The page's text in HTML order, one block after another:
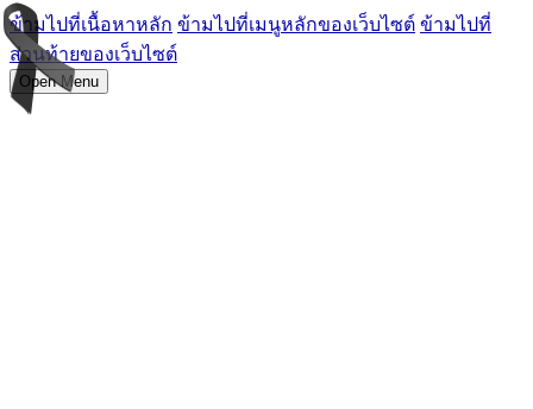
ข้ามไปที่เนื้อหาหลัก ข้ามไปที่เมนูหลักของเว็บไซต์ ข้ามไปที่
ส่วนท้ายของเว็บไซต์
Open Menu